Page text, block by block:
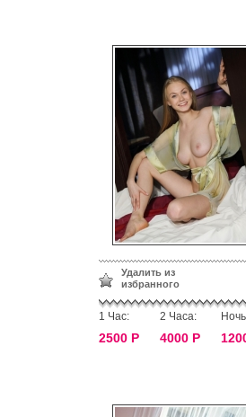
Удалить из
избранного
1 Час:
2500 Р
2 Часа:
4000 Р